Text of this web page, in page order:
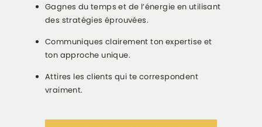
Gagnes du temps et de l’énergie en utilisant
des stratégies éprouvées.
Communiques clairement ton expertise et
ton approche unique.
Attires les clients qui te correspondent
vraiment.